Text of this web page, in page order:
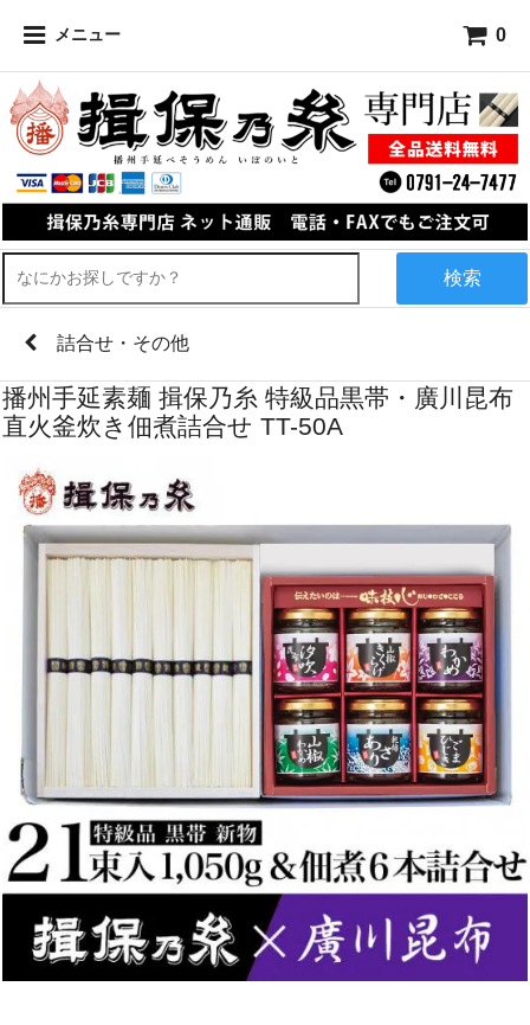
メニュー 0
検索
詰合せ・その他
播州手延素麺 揖保乃糸 特級品黒帯・廣川昆布
直火釜炊き佃煮詰合せ TT-50A